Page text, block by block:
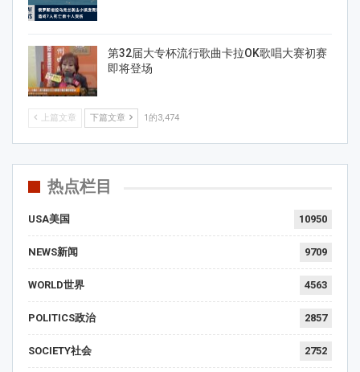
第32届大专杯流行歌曲卡拉OK歌唱大赛初赛
即将登场
上篇文章 下篇文章 1的3,474
热点栏目
USA美国 10950
NEWS新闻 9709
WORLD世界 4563
POLITICS政治 2857
SOCIETY社会 2752